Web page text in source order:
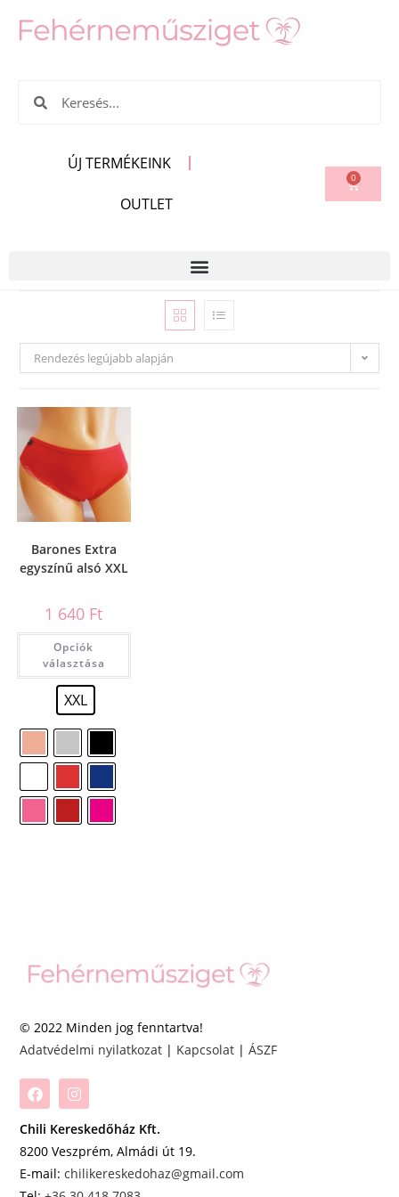
ÚJ TERMÉKEINK
OUTLET
0
Rendezés legújabb alapján
Barones Extra
egyszínű alsó XXL
1 640 Ft
Opciók
választása
XXL
© 2022 Minden jog fenntartva!
Adatvédelmi nyilatkozat | Kapcsolat |ÁSZF
Chili Kereskedőház Kft.
8200 Veszprém, Almádi út 19.
E-mail:chilikereskedohaz@gmail.com